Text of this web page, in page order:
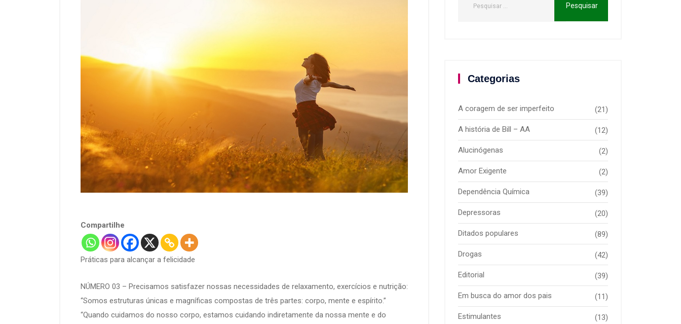
Compartilhe
Práticas para alcançar a felicidade
NÚMERO 03 – Precisamos satisfazer nossas necessidades de relaxamento, exercícios e nutrição:
“Somos estruturas únicas e magníficas compostas de três partes: corpo, mente e espírito.”
“Quando cuidamos do nosso corpo, estamos cuidando indiretamente da nossa mente e do
Categorias
A coragem de ser imperfeito (21)
A história de Bill – AA (12)
Alucinógenas (2)
Amor Exigente (2)
Dependência Química (39)
Depressoras (20)
Ditados populares (89)
Drogas (42)
Editorial (39)
Em busca do amor dos pais (11)
Estimulantes (13)